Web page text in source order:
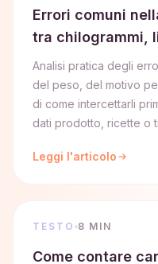
Errori comuni
tra chilogrammi,
Analisi pratica degli
del peso, del motivo
di come intercettarli
dati prodotto, ricette o
Leggi l'articolo
TESTO 8 MIN
Come contare